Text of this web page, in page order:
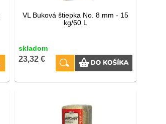
VL Buková štiepka No. 8 mm - 15
kg/60 L
skladom
23,32 €